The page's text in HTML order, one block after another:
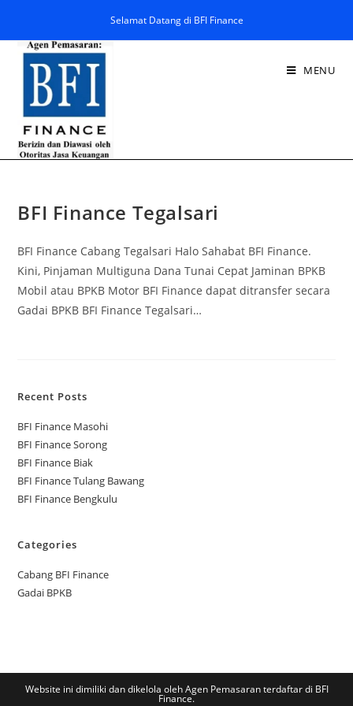
Selamat Datang di BFI Finance
MENU
BFI Finance Tegalsari
BFI Finance Cabang Tegalsari Halo Sahabat BFI Finance.
Kini, Pinjaman Multiguna Dana Tunai Cepat Jaminan BPKB
Mobil atau BPKB Motor BFI Finance dapat ditransfer secara
Gadai BPKB BFI Finance Tegalsari…
Recent Posts
BFI Finance Masohi
BFI Finance Sorong
BFI Finance Biak
BFI Finance Tulang Bawang
BFI Finance Bengkulu
Categories
Cabang BFI Finance
Gadai BPKB
Website ini dimiliki dan dikelola oleh Agen Pemasaran terdaftar di BFI
Finance.